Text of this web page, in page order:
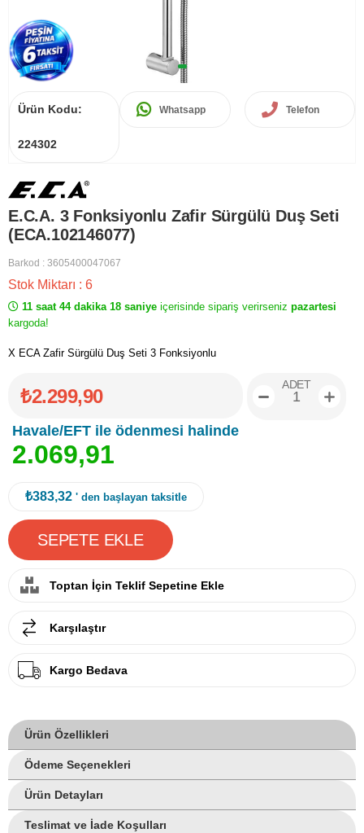
Ürün Kodu:
224302
Whatsapp Telefon
E.C.A. 3 Fonksiyonlu Zafir Sürgülü Duş Seti
(ECA.102146077)
Barkod : 3605400047067
Stok Miktarı : 6
11 saat 44 dakika 18 saniye içerisinde sipariş verirseniz pazartesi
kargoda!
X ECA Zafir Sürgülü Duş Seti 3 Fonksiyonlu
₺2.299,90
Havale/EFT ile ödenmesi halinde
2.069,91
ADET
₺383,32 ' den başlayan taksitle
Toptan İçin Teklif Sepetine Ekle
Karşılaştır
Kargo Bedava
Ürün Özellikleri
Ödeme Seçenekleri
Ürün Detayları
Teslimat ve İade Koşulları